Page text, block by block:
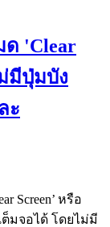
ด 'Clear
มีปุ่มบัง
ะ
Screen’ หรือ
มจอได้ โดยไม่มี